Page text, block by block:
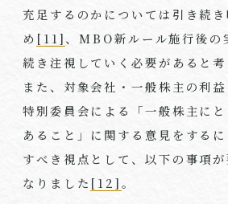
充足するのかについては引き続
め [11]、MBO新ルール施行後の
続き注視していく必要があると考
また、対象会社・一般株主の利益
特別委員会による「一般株主に
あること」に関する意見をする
すべき視点として、以下の事項
なりました [12]。